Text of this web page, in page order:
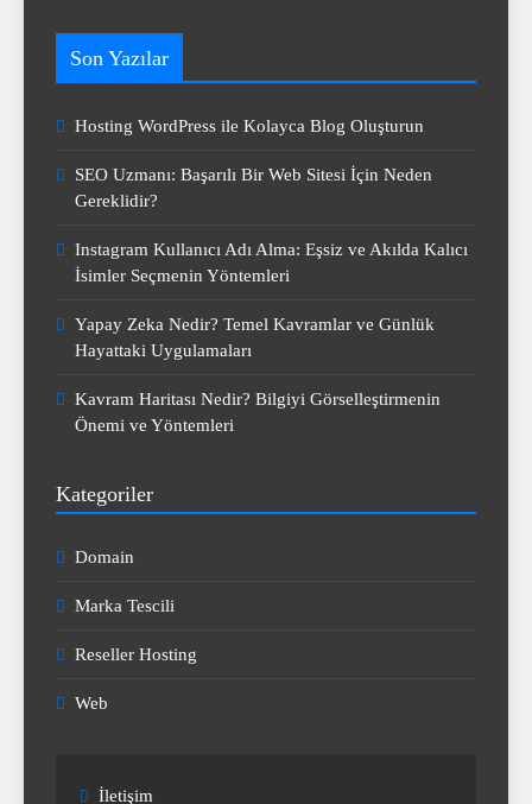
Son Yazılar
Hosting WordPress ile Kolayca Blog Oluşturun
SEO Uzmanı: Başarılı Bir Web Sitesi İçin Neden
Gereklidir?
Instagram Kullanıcı Adı Alma: Eşsiz ve Akılda Kalıcı
İsimler Seçmenin Yöntemleri
Yapay Zeka Nedir? Temel Kavramlar ve Günlük
Hayattaki Uygulamaları
Kavram Haritası Nedir? Bilgiyi Görselleştirmenin
Önemi ve Yöntemleri
Kategoriler
Domain
Marka Tescili
Reseller Hosting
Web
İletişim